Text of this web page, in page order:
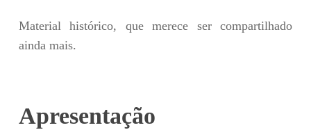
Material histórico, que merece ser compartilhado
ainda mais.
Apresentação